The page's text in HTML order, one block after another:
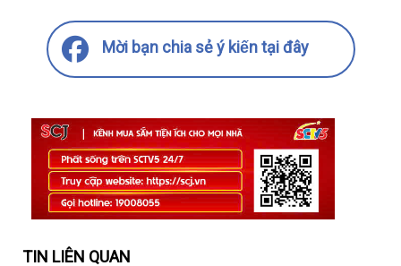
Mời bạn chia sẻ ý kiến tại đây
TIN LIÊN QUAN